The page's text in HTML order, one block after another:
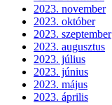
2023. november
2023. október
2023. szeptember
2023. augusztus
2023. július
2023. június
2023. május
2023. április